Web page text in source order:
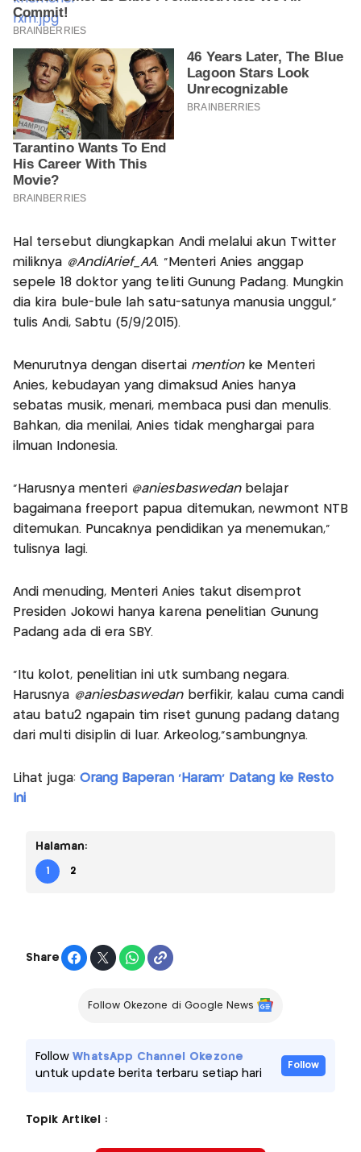
Hal tersebut diungkapkan Andi melalui akun Twitter
miliknya @AndiArief_AA. “Menteri Anies anggap
sepele 18 doktor yang teliti Gunung Padang. Mungkin
dia kira bule-bule lah satu-satunya manusia unggul,”
tulis Andi, Sabtu (5/9/2015).
Menurutnya dengan disertai mentionke Menteri
Anies, kebudayan yang dimaksud Anies hanya
sebatas musik, menari, membaca pusi dan menulis.
Bahkan, dia menilai, Anies tidak menghargai para
ilmuan Indonesia.
“Harusnya menteri @aniesbaswedan belajar
bagaimana freeport papua ditemukan, newmont NTB
ditemukan. Puncaknya pendidikan ya menemukan,”
tulisnya lagi.
Andi menuding, Menteri Anies takut disemprot
Presiden Jokowi hanya karena penelitian Gunung
Padang ada di era SBY.
“Itu kolot, penelitian ini utk sumbang negara.
Harusnya @aniesbaswedanberfikir, kalau cuma candi
atau batu2 ngapain tim riset gunung padang datang
dari multi disiplin di luar. Arkeolog,”sambungnya.
Lihat juga: Orang Baperan 'Haram' Datang ke Resto
Ini
Halaman:
1 2
Share
Follow Okezone di Google News
FollowWhatsApp Channel Okezone
untuk update berita terbaru setiap hari
Follow
Topik Artikel :